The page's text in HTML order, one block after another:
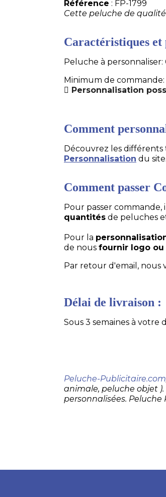
Référence : FP-1799
Cette peluche de
Caractéristiques et
Peluche à personnaliser:
Minimum de commande:
Personnalisation
Comment
Découvrez les différents
Personnalisation du site.
Comment passer
Pour passer
quantités de peluches
Pour la
de nous fournir logo ou
Par retour d'email, nous
Délai de livraison :
Sous 3 semaines à votre
Peluche-Publicitaire.com
animale, peluche objet
personnalisées. Peluche